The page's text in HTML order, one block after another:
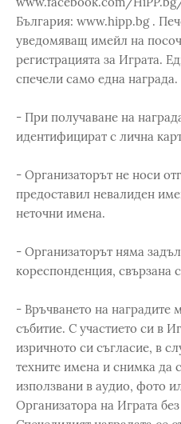
България: www.hipp.bg .
уведомяващ имейл на
регистрацията за Играта.
спечели само една награда.
- При получаване на
идентифицират с лична
- Организаторът не носи
предоставил невалиден
неточни имена.
- Организаторът няма
кореспонденция, свързана
- Връчването на наградите
събитие. С участието си в
изричното си съгласие, в
техните имена и снимка да
използвани в аудио, фото
Организатора на Играта